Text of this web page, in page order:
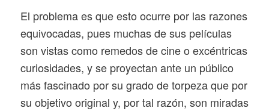
El problema es que esto ocurre por las razones
equivocadas, pues muchas de sus películas
son vistas como remedos de cine o excéntricas
curiosidades, y se proyectan ante un público
más fascinado por su grado de torpeza que por
su objetivo original y, por tal razón, son miradas